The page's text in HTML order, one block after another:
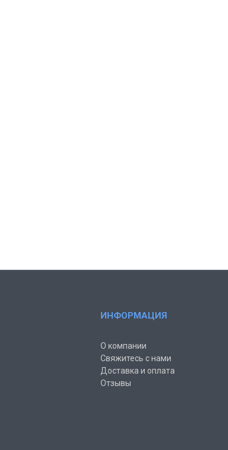
ИНФОРМАЦИЯ
О компании
Свяжитесь с нами
Доставка и оплата
Отзывы